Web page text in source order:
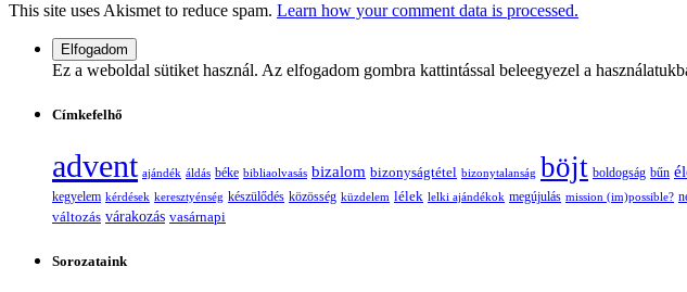
This site uses Akismet to reduce spam. Learn how your comment data is processed.
Ez a weboldal sütiket használ. Az elfogadom gombra kattintással beleegyezel a
Címkefelhő
advent ajándék áldás béke bibliaolvasás bizalom bizonyságtétel bizonytalanság böjt boldogság bűn
kegyelem kérdések keresztyénség készülődés közösség küzdelem lélek lelki ajándékok megújulás mission (im)possible?
változás várakozás vasárnapi
Sorozataink